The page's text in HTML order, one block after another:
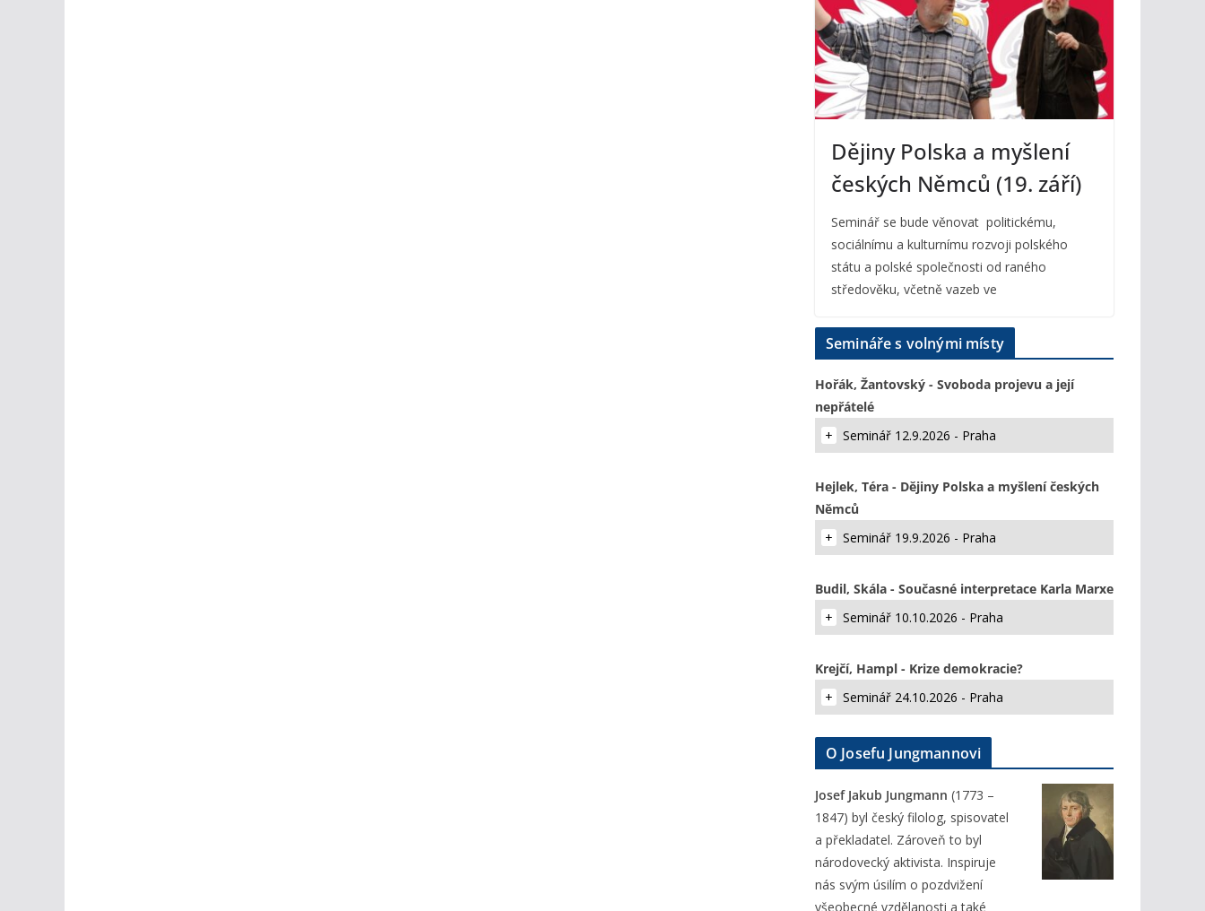
Dějiny Polska a myšlení
českých Němců (19. září)
Seminář se bude věnovat politickému,
sociálnímu a kulturnímu rozvoji polského
státu a polské společnosti od raného
středověku, včetně vazeb ve
Semináře s volnými místy
Hořák, Žantovský - Svoboda projevu a její
nepřátelé
Seminář 12.9.2026 - Praha
Hejlek, Téra - Dějiny Polska a myšlení českých
Němců
Seminář 19.9.2026 - Praha
Budil, Skála - Současné interpretace Karla Marxe
Seminář 10.10.2026 - Praha
Krejčí, Hampl - Krize demokracie?
Seminář 24.10.2026 - Praha
O Josefu Jungmannovi
Josef Jakub Jungmann (1773 –
1847) byl český filolog, spisovatel
a překladatel. Zároveň to byl
národovecký aktivista. Inspiruje
nás svým úsilím o pozdvižení
všeobecné vzdělanosti a také